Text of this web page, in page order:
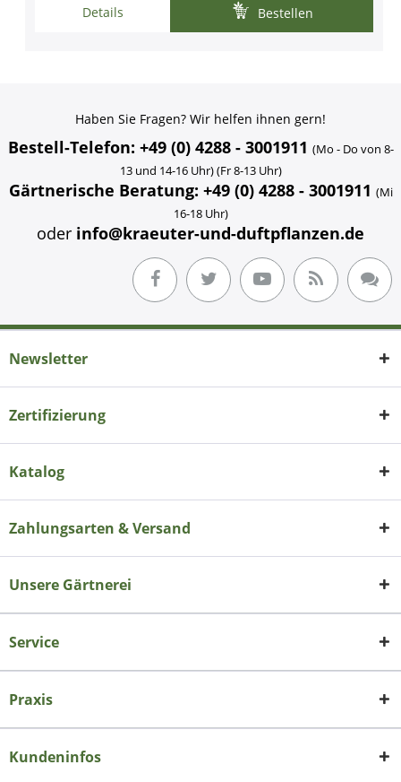
Details Bestellen
Haben Sie Fragen? Wir helfen ihnen gern!
Bestell-Telefon: +49 (0) 4288 - 3001911 (Mo - Do von 8-
13 und 14-16 Uhr) (Fr 8-13 Uhr)
Gärtnerische Beratung: +49 (0) 4288 - 3001911 (Mi
16-18 Uhr)
oder info@kraeuter-und-duftpflanzen.de
Newsletter
Zertifizierung
Katalog
Zahlungsarten & Versand
Unsere Gärtnerei
Service
Praxis
Kundeninfos